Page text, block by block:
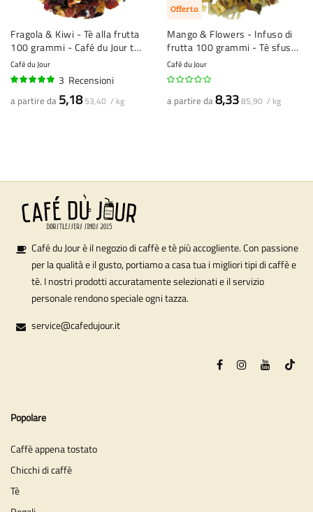
Fragola & Kiwi - Tè alla frutta
100 grammi - Café du Jour tè
sfuso
Café du Jour
3 Recensioni
a partire da 5,18 53,40 / kg
Offerta
Mango & Flowers - Infuso di
frutta 100 grammi - Tè sfuso
Café du Jour
Café du Jour
a partire da8,3385,90 / kg
Café du Jour è il negozio di caffè e tè più accogliente. Con passione
per la qualità e il gusto, portiamo a casa tua i migliori tipi di caffè e
tè. I nostri prodotti accuratamente selezionati e il servizio
personale rendono speciale ogni tazza.
service@cafedujour.it
Popolare
Caffè appena tostato
Chicchi di caffè
Tè